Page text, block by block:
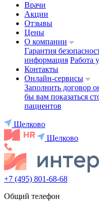
Врачи
Акции
Отзывы
Цены
О компании
Гарантия
информация Работа
Контакты
Онлайн-сервисы
Заполнить договор
бы вам показаться
пациентов
Щелково
Щелково
+7 (495) 801-68-68
Общий телефон